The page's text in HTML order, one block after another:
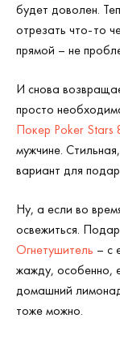
будет доволен.
отрезать что-то
прямой – не
И снова
просто
Покер Poker Stars
мужчине.
вариант для
Ну, а если во
освежиться.
Огнетушитель – с
жажду, особенно,
домашний
тоже можно.